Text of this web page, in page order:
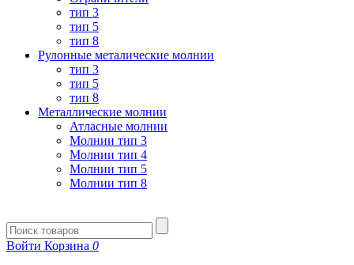
тип 3
тип 5
тип 8
Рулонные металические молнии
тип 3
тип 5
тип 8
Металлические молнии
Атласные молнии
Молнии тип 3
Молнии тип 4
Молнии тип 5
Молнии тип 8
Войти Корзина 0